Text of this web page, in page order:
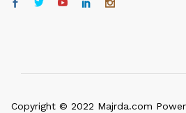
Copyright © 2022 Majrda.com